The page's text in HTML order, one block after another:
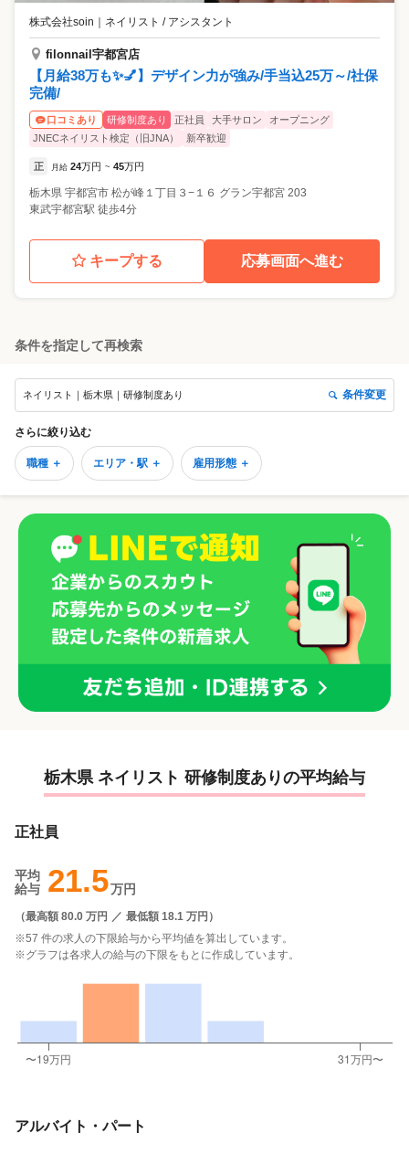
株式会社soin ネイリスト / アシスタント
filonnail宇都宮店
【月給38万も✨💅】デザイン力が強み/手当込25万～/社保
完備/
口コミあり 研修制度あり 正社員 大手サロン
オープニング
JNECネイリスト検定（旧JNA）
新卒歓迎
正 月給 24万円 ~ 45万円
栃木県 宇都宮市 松が峰１丁目３−１６ グラン宇都宮 203
東武宇都宮駅 徒歩4分
キープする 応募画面へ進む
条件を指定して再検索
ネイリスト｜栃木県｜研修制度あり 条件変更
さらに絞り込む
職種 ＋ エリア・駅 ＋ 雇用形態 ＋
栃木県 ネイリスト 研修制度ありの平均給与
正社員
平均
給与 21.5万円
（最高額 80.0 万円 ／ 最低額 18.1 万円 ）
※57 件の求人の下限給与から平均値を算出しています。
※グラフは各求人の給与の下限をもとに作成しています。
アルバイト・パート